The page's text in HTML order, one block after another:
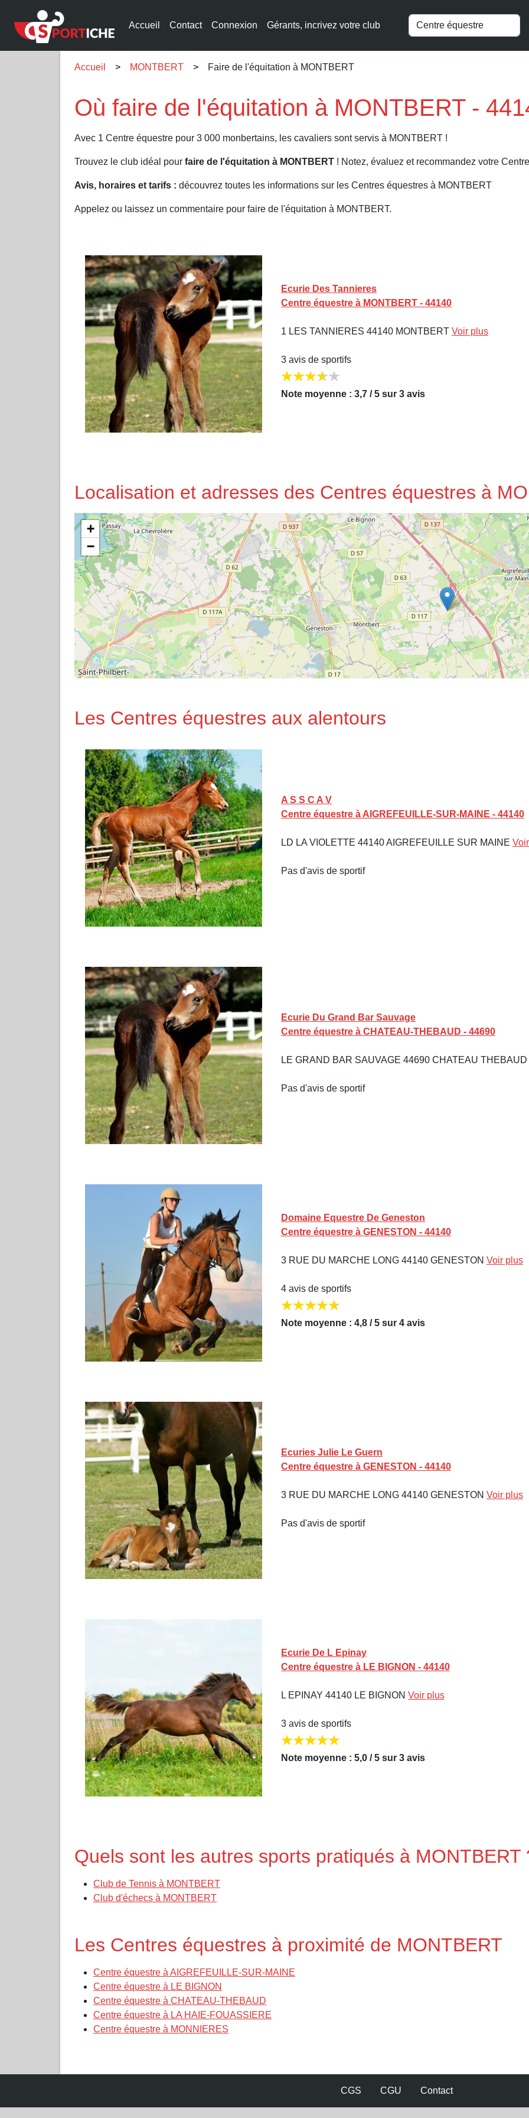
Accueil Contact Connexion Gérants, incrivez votre club
Accueil MONTBERT Faire de l'équitation à MONTBERT
Où faire de l'équitation à MONTBERT -
Avec 1 Centre équestre pour 3 000 monbertains, les cavaliers sont servis à MONTBERT !
Trouvez le club idéal pour faire de l'équitation à MONTBERT ! Notez, évaluez et recommandez votre
Avis, horaires et tarifs : découvrez toutes les informations sur les Centres équestres à MONTBERT
Appelez ou laissez un commentaire pour faire de l'équitation à MONTBERT.
Ecurie Des Tannieres
Centre équestre à MONTBERT - 44140
1 LES TANNIERES 44140 MONTBERT Voir plus
3 avis de sportifs
Note moyenne : 3,7 / 5 sur 3 avis
Localisation et adresses des Centres équestres à
+
−
Les Centres équestres aux alentours
A S S C A V
Centre équestre à AIGREFEUILLE-SUR-MAINE - 44140
LD LA VIOLETTE 44140 AIGREFEUILLE SUR MAINE
Pas d'avis de sportif
Ecurie Du Grand Bar Sauvage
Centre équestre à CHATEAU-THEBAUD - 44690
LE GRAND BAR SAUVAGE 44690 CHATEAU THEBAUD
Pas d'avis de sportif
Domaine Equestre De Geneston
Centre équestre à GENESTON - 44140
3 RUE DU MARCHE LONG 44140 GENESTON Voir plus
4 avis de sportifs
Note moyenne : 4,8 / 5 sur 4 avis
Ecuries Julie Le Guern
Centre équestre à GENESTON - 44140
3 RUE DU MARCHE LONG 44140 GENESTON Voir plus
Pas d'avis de sportif
Ecurie De L Epinay
Centre équestre à LE BIGNON - 44140
L EPINAY 44140 LE BIGNON Voir plus
3 avis de sportifs
Note moyenne : 5,0 / 5 sur 3 avis
Quels sont les autres sports pratiqués à MONTBERT
Club de Tennis à MONTBERT
Club d'échecs à MONTBERT
Les Centres équestres à proximité de MONTBERT
Centre équestre à AIGREFEUILLE-SUR-MAINE
Centre équestre à LE BIGNON
Centre équestre à CHATEAU-THEBAUD
Centre équestre à LA HAIE-FOUASSIERE
Centre équestre à MONNIERES
CGS CGU Contact